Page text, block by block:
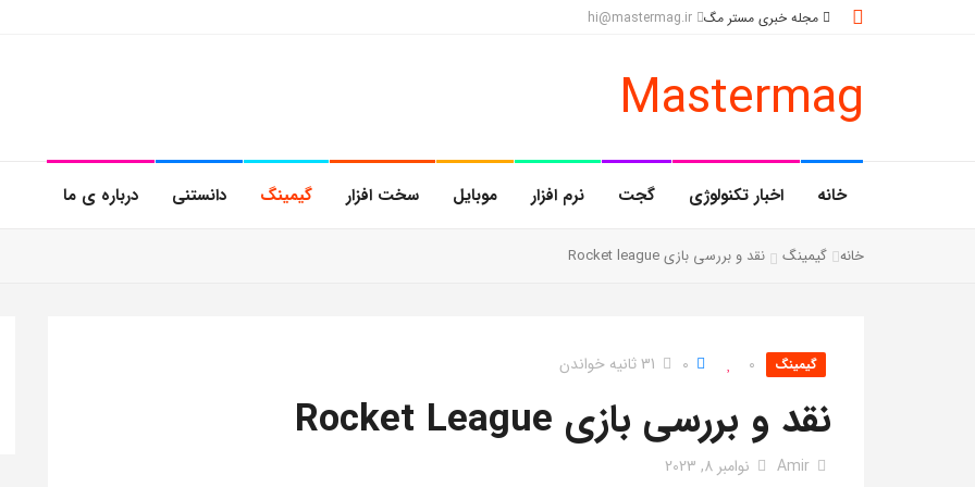
مجله خبری مستر مگ
Mastermag
خانه اخبار تکنولوژی گجت نرم افزار موبایل سخت افزار گیمینگ دانستنی درباره ی ما
خانه گیمینگ نقد و بررسی بازی Rocket league
گیمینگ 0
0 31 ثانیه خواندن
نقد و بررسی بازی Rocket League
Amir نوامبر 8, 2023